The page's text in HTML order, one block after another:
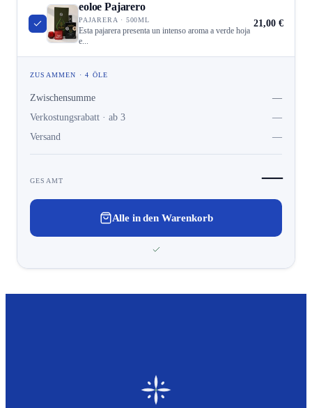
eoloe Pajarero
PAJARERA · 500ML
Esta pajarera presenta un intenso aroma a verde hoja
e...
21,00 €
ZUSAMMEN · 4 ÖLE
Zwischensumme
—
Verkostungsrabatt · ab 3
—
Versand
—
GESAMT —
Alle in den Warenkorb